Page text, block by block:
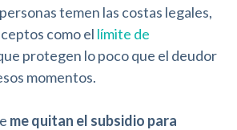
temen las costas legales,
como el límite de
protegen lo poco que el deudor
momentos.
me quitan el subsidio para